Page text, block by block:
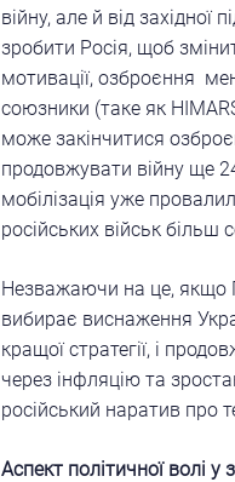
війну, але й від
зробити Росія, щоб
мотивації, озброєння
союзники (таке як
може закінчитися
продовжувати війну ще
мобілізація уже
російських військ більш
Незважаючи на це, якщо
вибирає виснаження
кращої стратегії, і
через інфляцію та
російський наратив про
Аспект політичної волі у